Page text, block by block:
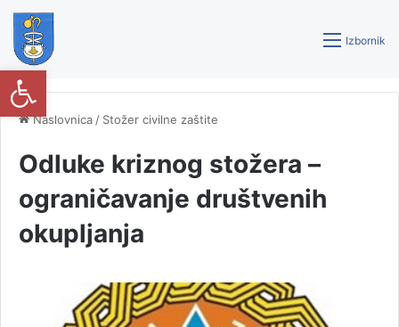
Izbornik
Naslovnica / Stožer civilne zaštite
Odluke kriznog stožera –
ograničavanje društvenih
okupljanja
Open toolbar